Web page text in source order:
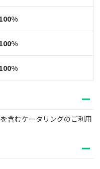
100%
100%
100%
含むケータリングのご利用